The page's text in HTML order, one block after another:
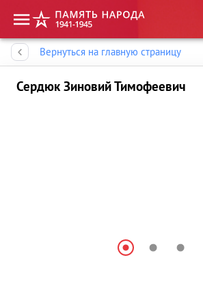
Вернуться на главную страницу
Сердюк Зиновий Тимофеевич
Память народа